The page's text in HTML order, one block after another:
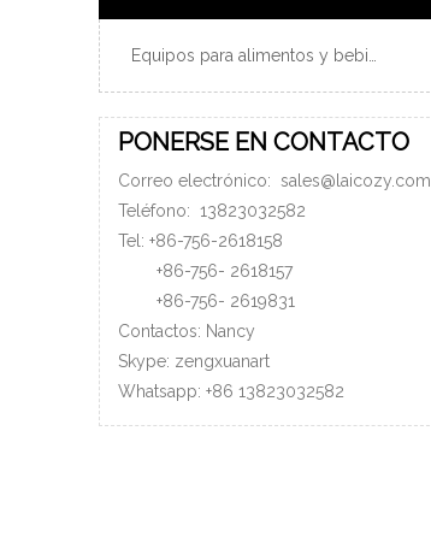
PONERSE EN CONTACTO
Correo electrónico: sales@laicozy.com
Teléfono: 13823032582
Tel: +86-756-2618158
+86-756- 2618157
+86-756- 2619831
Contactos: Nancy
Skype: zengxuanart
Whatsapp: +86 13823032582